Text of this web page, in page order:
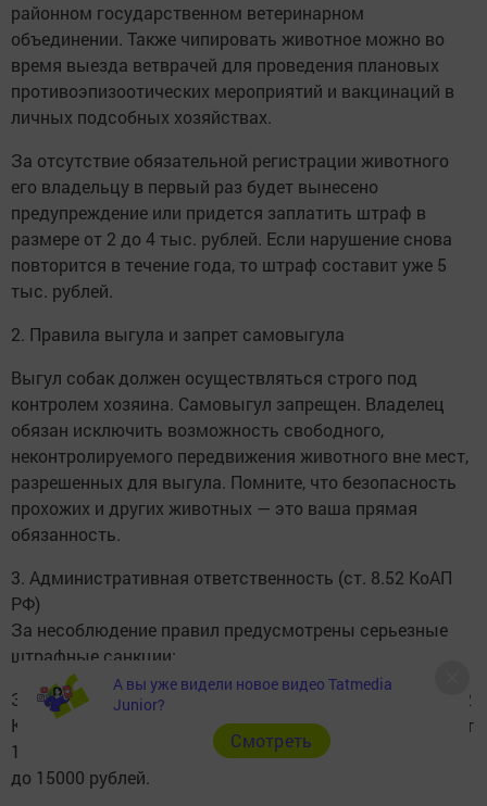
районном государственном ветеринарном
объединении. Также чипировать животное можно во
время выезда ветврачей для проведения плановых
противоэпизоотических мероприятий и вакцинаций в
личных подсобных хозяйствах.
За отсутствие обязательной регистрации животного
его владельцу в первый раз будет вынесено
предупреждение или придется заплатить штраф в
размере от 2 до 4 тыс. рублей. Если нарушение снова
повторится в течение года, то штраф составит уже 5
тыс. рублей.
2. Правила выгула и запрет самовыгула
Выгул собак должен осуществляться строго под
контролем хозяина. Самовыгул запрещен. Владелец
обязан исключить возможность свободного,
неконтролируемого передвижения животного вне мест,
разрешенных для выгула. Помните, что безопасность
прохожих и других животных — это ваша прямая
обязанность.
3. Административная ответственность (ст. 8.52 КоАП
РФ)
За несоблюдение правил предусмотрены серьезные
штрафные санкции:
За нарушение правил содержания и выгула (ч 1 ст. 8.52
КоАП РФ):предупреждение или штраф для граждан — от
1500 до 3000 рублей, для должностных лиц — от 5 000
до 15000 рублей.
А вы уже видели новое видео Tatmedia
Junior?
Cмотреть